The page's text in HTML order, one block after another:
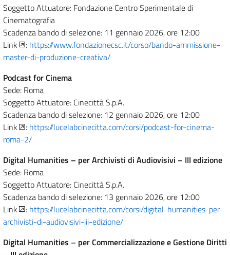
Soggetto Attuatore: Fondazione Centro Sperimentale di
Cinematografia
Scadenza bando di selezione: 11 gennaio 2026, ore 12:00
Link
: https://www.fondazionecsc.it/corso/bando-ammissione-
master-di-produzione-creativa/
Podcast for Cinema
Sede: Roma
Soggetto Attuatore: Cinecittà S.p.A.
Scadenza bando di selezione: 12 gennaio 2026, ore 12:00
Link
: https://lucelabcinecitta.com/corsi/podcast-for-cinema-
roma-2/
Digital Humanities – per Archivisti di Audiovisivi – III edizione
Sede: Roma
Soggetto Attuatore: Cinecittà S.p.A.
Scadenza bando di selezione: 13 gennaio 2026, ore 12:00
Link
: https://lucelabcinecitta.com/corsi/digital-humanities-per-
archivisti-di-audiovisivi-iii-edizione/
Digital Humanities – per Commercializzazione e Gestione Diritti